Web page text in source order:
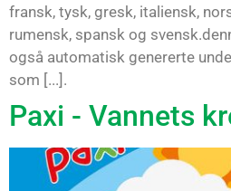
fransk, tysk, gresk, italiensk,
rumensk, spansk og
også automatisk genererte
som [...].
Paxi - Vannets